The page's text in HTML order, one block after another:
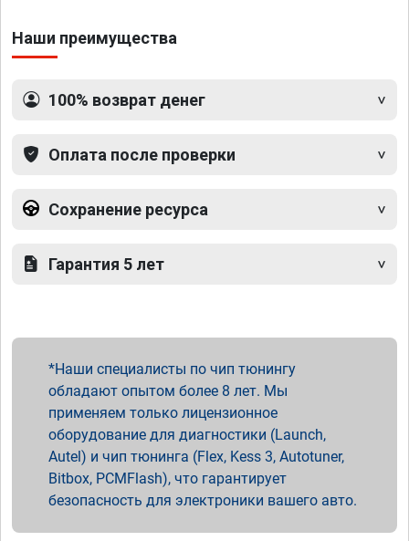
Наши преимущества
100% возврат денег
Оплата после проверки
Сохранение ресурса
Гарантия 5 лет
Наши специалисты по чип тюнингу
обладают опытом более 8 лет. Мы
применяем только лицензионное
оборудование для диагностики (Launch,
Autel) и чип тюнинга (Flex, Kess 3, Autotuner,
Bitbox, PCMFlash), что гарантирует
безопасность для электроники вашего авто.